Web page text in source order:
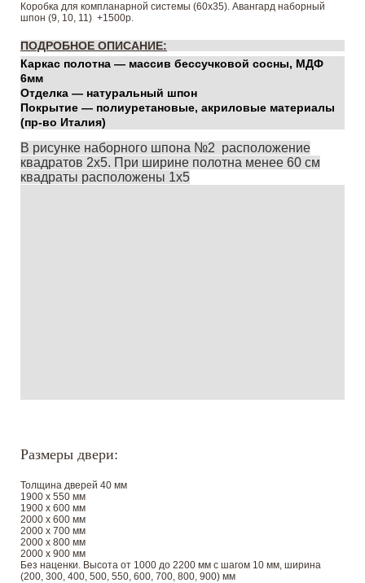
Коробка для компланарной системы (60х35). Авангард наборный
шпон (9, 10, 11) +1500р.
ПОДРОБНОЕ ОПИСАНИЕ:
Каркас полотна — массив бессучковой сосны, МДФ
6мм
Отделка — натуральный шпон
Покрытие — полиуретановые, акриловые материалы
(пр-во Италия)
В рисунке наборного шпона №2 расположение
квадратов 2х5. При ширине полотна менее 60 см
квадраты расположены 1х5
Размеры двери:
Толщина дверей 40 мм
1900 х 550 мм
1900 х 600 мм
2000 х 600 мм
2000 х 700 мм
2000 х 800 мм
2000 х 900 мм
Без наценки. Высота от 1000 до 2200 мм с шагом 10 мм, ширина
(200, 300, 400, 500, 550, 600, 700, 800, 900) мм